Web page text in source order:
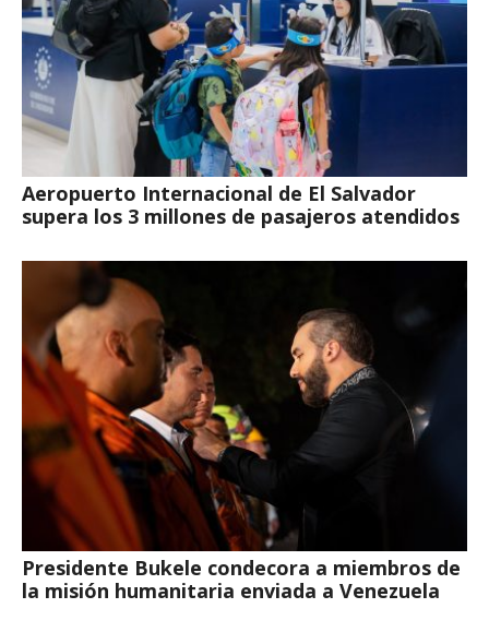
Aeropuerto Internacional de El Salvador
supera los 3 millones de pasajeros atendidos
Presidente Bukele condecora a miembros de
la misión humanitaria enviada a Venezuela